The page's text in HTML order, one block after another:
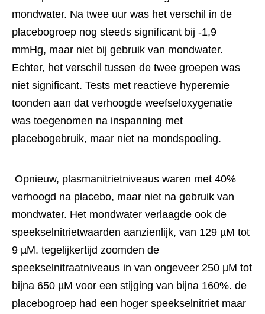
mondwater. Na twee uur was het verschil in de
placebogroep nog steeds significant bij -1,9
mmHg, maar niet bij gebruik van mondwater.
Echter, het verschil tussen de twee groepen was
niet significant. Tests met reactieve hyperemie
toonden aan dat verhoogde weefseloxygenatie
was toegenomen na inspanning met
placebogebruik, maar niet na mondspoeling.
verhoogd na placebo, maar niet na gebruik van
mondwater. Het mondwater verlaagde ook de
speekselnitrietwaarden aanzienlijk, van 129 µM tot
9 µM. tegelijkertijd zoomden de
speekselnitraatniveaus in van ongeveer 250 µM tot
bijna 650 µM voor een stijging van bijna 160%. de
placebogroep had een hoger speekselnitriet maar